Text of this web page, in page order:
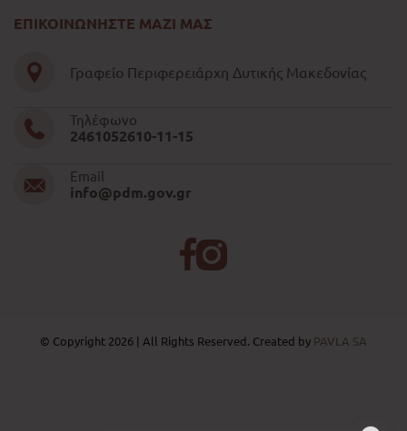
ΕΠΙΚΟΙΝΩΝΗΣΤΕ ΜΑΖΙ ΜΑΣ
Γραφείο Περιφερειάρχη Δυτικής Μακεδονίας
Τηλέφωνο
2461052610-11-15
Email
info@pdm.gov.gr
© Copyright 2026 | All Rights Reserved. Created by PAVLA SA